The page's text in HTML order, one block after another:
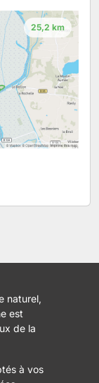
25,2 km
naturel,
est
de la
à vos